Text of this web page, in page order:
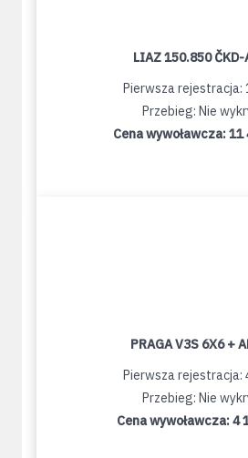
LIAZ 150.850 ČKD-
Pierwsza rejestracja:
Przebieg: Nie
Cena wywoławcza:11
PRAGA V3S 6X6 +
Pierwsza rejestracja:
Przebieg: Nie
Cena wywoławcza:4